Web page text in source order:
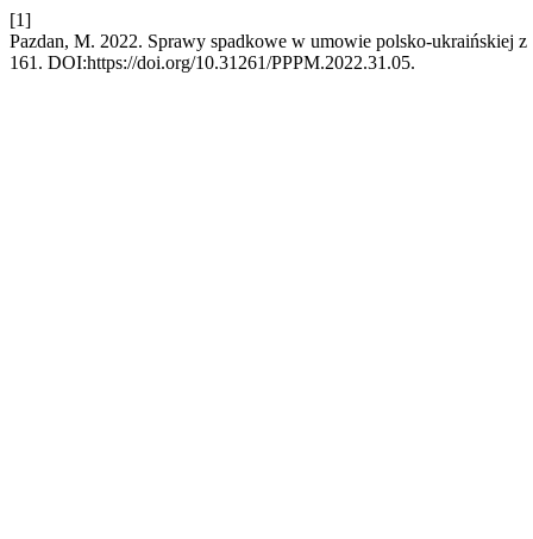
[1]
Pazdan, M. 2022. Sprawy spadkowe w umowie polsko-ukraińskiej
161. DOI:https://doi.org/10.31261/PPPM.2022.31.05.